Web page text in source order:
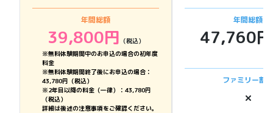
年間総額
39,800円 （税込）
※無料体験期間中のお申込の場合の初年度
料金
※無料体験期間終了後にお申込の場合：
43,780円（税込）
※2年目以降の料金（一律）：43,780円
（税込）
詳細は後述の注意事項をご確認ください。
年間総額
47,760円
ファミリー割引
×